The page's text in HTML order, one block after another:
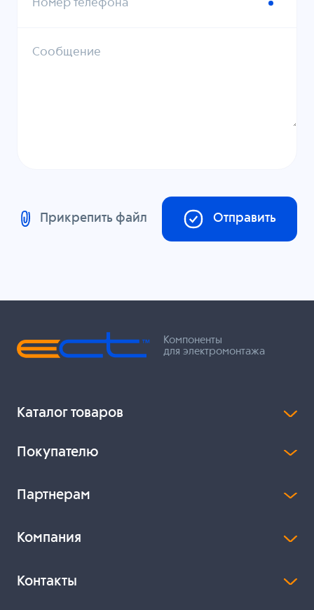
Номер телефона
Сообщение
Прикрепить файл Отправить
Компоненты
для электромонтажа
Каталог товаров
Покупателю
Партнерам
Компания
Контакты